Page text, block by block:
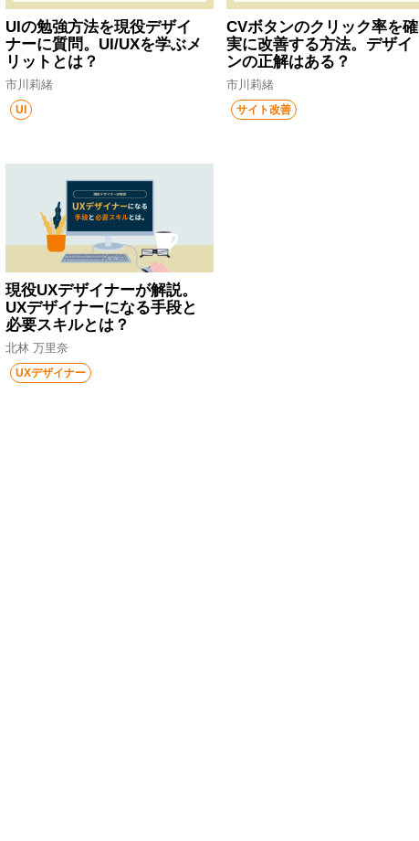
UIの勉強方法を現役デザイ
ナーに質問。UI/UXを学ぶメ
リットとは？
市川莉緒
UI
CVボタンのクリック率を確
実に改善する方法。デザイ
ンの正解はある？
市川莉緒
サイト改善
現役UXデザイナーが解説。
UXデザイナーになる手段と
必要スキルとは？
北林 万里奈
UXデザイナー